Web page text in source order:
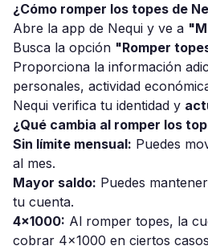
¿Cómo romper los topes de
Abre la app de Nequi y ve a
Busca la opción "Romper
Proporciona la información
personales, actividad
Nequi verifica tu identidad y
¿Qué cambia al romper los
Sin límite mensual: Puedes
al mes.
Mayor saldo: Puedes
tu cuenta.
4x1000: Al romper topes, la
cobrar 4x1000 en ciertos